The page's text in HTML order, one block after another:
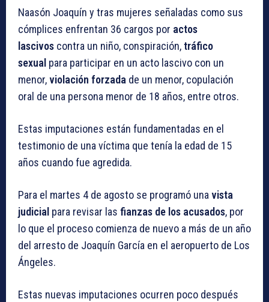
Naasón Joaquín y tras mujeres señaladas como sus
cómplices enfrentan 36 cargos por actos
lascivos contra un niño, conspiración,tráfico
sexual para participar en un acto lascivo con un
menor,violación forzada de un menor, copulación
oral de una persona menor de 18 años, entre otros.
Estas imputaciones están fundamentadas en el
testimonio de una víctima que tenía la edad de 15
años cuando fue agredida.
Para el martes 4 de agosto se programó una vista
judicial para revisar las fianzas de los acusados, por
lo que el proceso comienza de nuevo a más de un año
del arresto de Joaquín García en el aeropuerto de Los
Ángeles.
Estas nuevas imputaciones ocurren poco después